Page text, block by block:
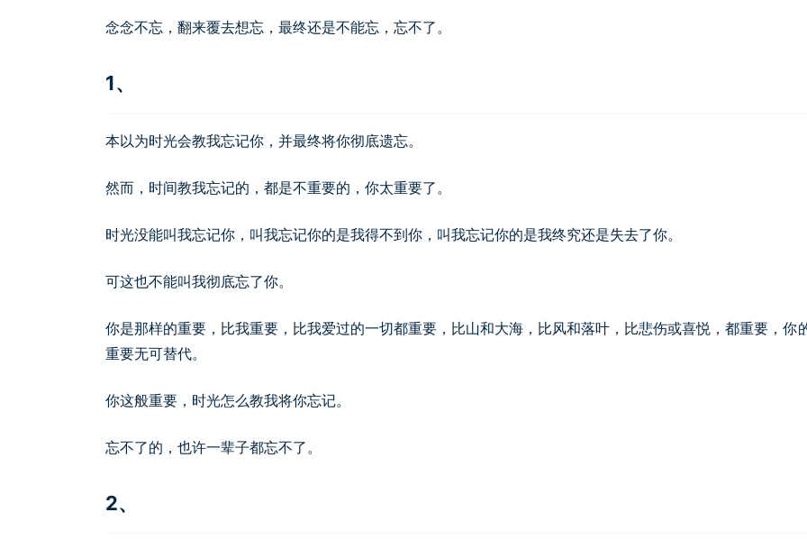
念念不忘，翻来覆去想忘，最终还是不能忘，忘不了。
1、
本以为时光会教我忘记你，并最终将你彻底遗忘。
然而，时间教我忘记的，都是不重要的，你太重要了。
时光没能叫我忘记你，叫我忘记你的是我得不到你，叫我忘记你的是我终究还是失去了你。
可这也不能叫我彻底忘了你。
你是那样的重要，比我重要，比我爱过的一切都重要，比山和大海，比风和落叶，比悲伤或喜悦，都重要，你
重要无可替代。
你这般重要，时光怎么教我将你忘记。
忘不了的，也许一辈子都忘不了。
2、